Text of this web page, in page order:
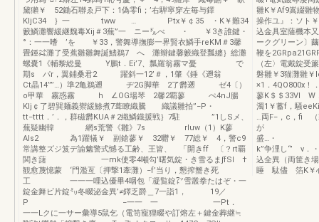
黛獺￥ 52鋤石聯ゑ戸下：1偽零fi；’右騨寧穿左毎与鐸
KljC34 ｝一 tww … Ptx￥￠35 ・K￥難34
籔鱗灘響緩継魏毒Xij＃3蕪”一 ニー㌦べ ・ ￥3き誰鍵・
°：一一嗜 ’を ￥33，警舞導撫膨一界賢衣鱗手reKM＃3馨
畳鍾㌶灘了受蕉雛雛舞誕鰭鵜7 へ 灘辮鍵馨籔織登瓢纏｝総灘
螺嚢1《輔黎総曼 Y鵬t．Ei’7、瓢羅翁霧マ憂 で
期s パr，翼鋪桑君2 躍斜一12’＃，1肇《錘《遡翁
Ct晶14’”’…）準2亀鵜遡 ヂ2G脚華 2了欝遡 ゼ4〔）
o甲華 霧惑霧 h ∠OG場琴 2馨2覇蓼 ぺ4nJ腸
Klj￠了碧巽麺義禦緩鯵煮7葺瞭織騰 織議雛拍”−P・
tt−tttt．’．，群磁欝KUA＃2織鱗鐡援戦｝7駐 ”1しSメ、
蕪疑幽韓 網s荒警《雛》7s rluw（1）K蓼
Als2 為1躍犠￥ 副鎗蓼￥ 32囎￥ 77総￥ 4，警c9
常講整ズジ笈デ諭魑警式憾る工齢、王皆、 「開きff 〔？rt覇
関き藷 一mk使零4噸勾’曙気錠・き雪るま∫fSl †
観愈蔑憶蒙 ‘門濫亙〔押撃1牽灘）−f’当り，懇搾蟹き死
工 一一一哩込優畢4咽包「凝覧錠㍗雪叢拳たはぞ・一
錠金舞ビ片錠㍉冬畷泌金異’≠鐸乏爵＿7一詣1， 19／
P −一一 一 一Pt．
一一Lクに一サー彙導5鼠乞（電笥寵狸畷や訂熔左＋鍵金葬継≒
雛K￥Af9嵩綴雛
操作ユ』：ソト
込金具室薩機本
ークグリーン〕
鞭を
（左〉電戴錠受
磐雛￥3猫灘雛
×1．4QO800x！
蓼K＄＄33VI W
濁1￥蓄f，騒
…両F−，c，fi
が ・一 滋
盛…・ ．饗
k”争浬し“’ v．
込全異（両筐き
睡 駄儘 箔K￥